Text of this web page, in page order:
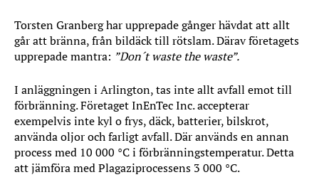
Torsten Granberg har upprepade gånger hävdat att allt
går att bränna, från bildäck till rötslam. Därav företagets
upprepade mantra: ”Don´t waste the waste”.
I anläggningen i Arlington, tas inte allt avfall emot till
förbränning. Företaget InEnTec Inc. accepterar
exempelvis inte kyl o frys, däck, batterier, bilskrot,
använda oljor och farligt avfall. Där används en annan
process med 10 000 °C i förbränningstemperatur. Detta
att jämföra med Plagaziprocessens 3 000 °C.